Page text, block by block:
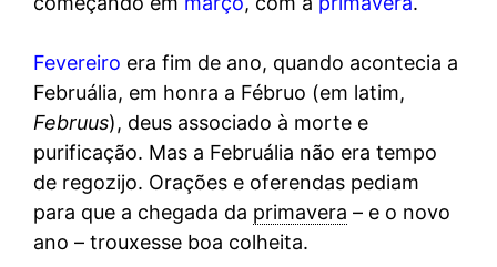
Fevereiro era fim de ano, quando acontecia a
Februália, em honra a Fébruo (em latim,
Februus), deus associado à morte e
purificação. Mas a Februália não era tempo
de regozijo. Orações e oferendas pediam
para que a chegada da primavera – e o novo
ano – trouxesse boa colheita.